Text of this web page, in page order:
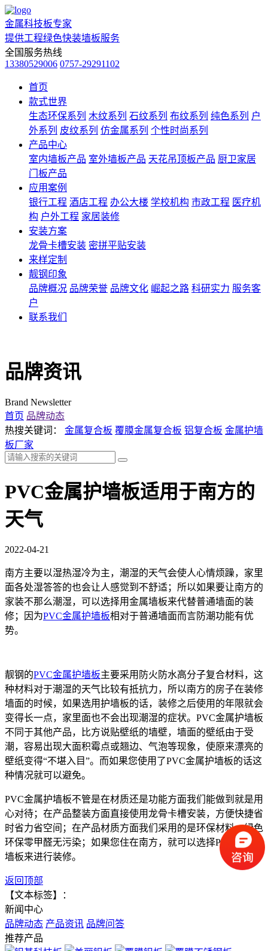
金属科技板专家
提供工程绿色快装墙板服务
全国服务热线
13380529006 0757-29291102
首页
款式世界
生态环保系列 木纹系列 石纹系列 布纹系列 纯色系列 户
外系列 皮纹系列 仿金属系列 个性时尚系列
产品中心
室内墙板产品 室外墙板产品 天花吊顶板产品 厨卫家居
门板产品
应用案例
银行工程 酒店工程 办公大楼 学校机构 市政工程 医疗机
构 户外工程 家居装修
安装方案
龙骨卡槽安装 密拼平贴安装
来样定制
靓钢印象
品牌概况 品牌荣誉 品牌文化 崛起之路 科研实力 服务客
户
联系我们
品牌资讯
Brand Newsletter
首页 品牌动态
热搜关键词：
金属复合板 覆膜金属复合板 铝复合板 金属护墙
板厂家
PVC金属护墙板适用于南方的
天气
2022-04-21
南方主要以湿热湿冷为主，潮湿的天气会使人心情烦躁，家里
面各处湿答答的也会让人感觉到不舒适；所以如果要让南方的
家装不那么潮湿，可以选择用金属墙板来代替普通墙面的装
修；因为PVC金属护墙板相对于普通墙面而言防潮功能有优
势。
靓钢的PVC金属护墙板主要采用防火防水高分子复合材料，这
种材料对于潮湿的天气比较有抵抗力，所以南方的房子在装修
墙面的时候，如果选用护墙板的话，装修之后使用的年限就会
变得长一点，家里面也不会出现潮湿的症状。 PVC金属护墙板
不同于其他产品，比方说贴壁纸的墙壁，墙面的壁纸由于受
潮，容易出现大面积霉点或翘边、气泡等现象，使原来漂亮的
壁纸变得“不堪入目”。而如果您使用了PVC金属护墙板的话这
种情况就可以避免。
PVC金属护墙板不管是在材质还是功能方面我们能做到就是用
心对待；在产品整装方面直接使用龙骨卡槽安装，方便快捷省
时省力省空间；在产品材质方面我们采用的是环保材料，绿色
环保零甲醛无污染；如果您住在南方，就可以选择PVC金属护
墙板来进行装修。
返回顶部
【文本标签】：
新闻中心
品牌动态 产品资讯 品牌问答
推荐产品